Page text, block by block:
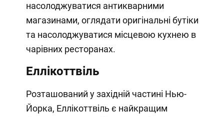
насолоджуватися антикварними
магазинами, оглядати оригінальні бутіки
та насолоджуватися місцевою кухнею в
чарівних ресторанах.
Еллікоттвіль
Розташований у західній частині Нью-
Йорка, Еллікоттвіль є найкращим